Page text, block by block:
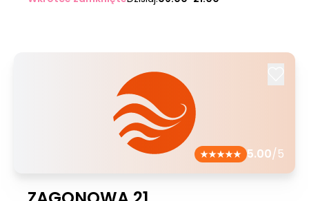
5.00/5